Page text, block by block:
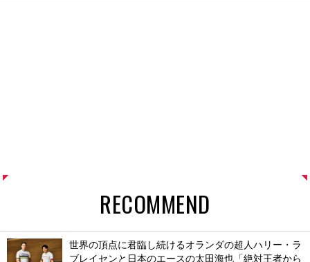
RECOMMEND
世界の頂点に君臨し続けるオランダの超人ハリー・ラ
ブレイセンと日本のエースの太田海也「絶対王者から